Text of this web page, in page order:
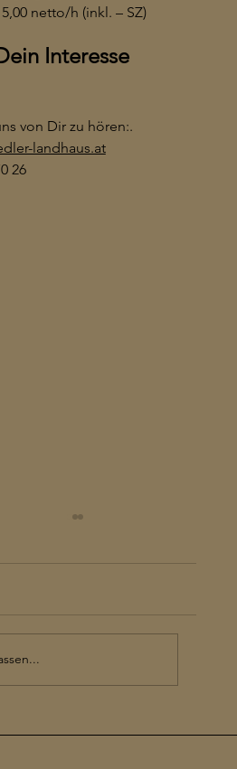
netto/h (inkl. – SZ)
Interesse
von Dir zu hören:.
landhaus.at
26
OF STYRIA